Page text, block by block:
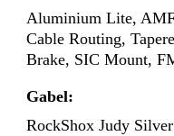
Aluminium Lite,
Cable Routing,
Brake, SIC Mount,
Gabel:
RockShox Judy